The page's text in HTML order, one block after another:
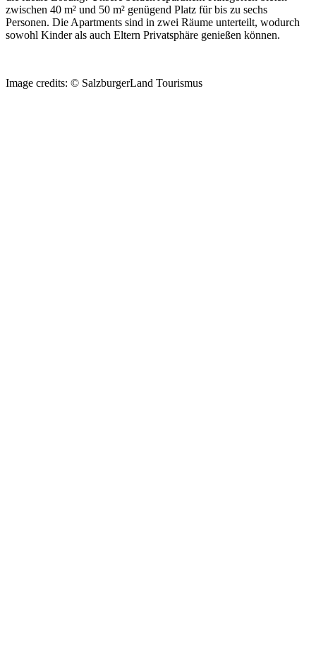
zwischen 40 m² und 50 m² genügend Platz für bis zu sechs
Personen. Die Apartments sind in zwei Räume unterteilt, wodurch
sowohl Kinder als auch Eltern Privatsphäre genießen können.
Image credits: © SalzburgerLand Tourismus